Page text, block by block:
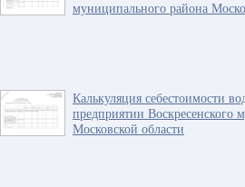
муниципального района
Калькуляция себестоимости
предприятии Воскресенского
Московской области